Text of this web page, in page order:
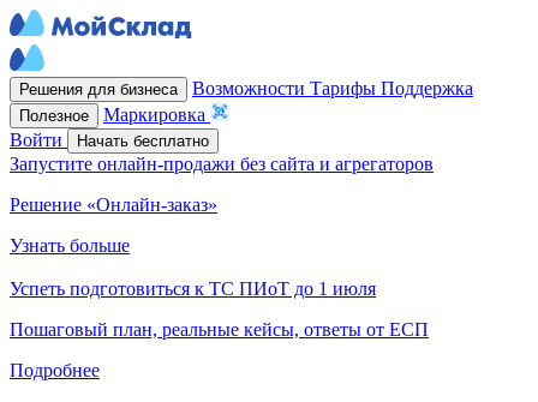
Решения для бизнеса Возможности Тарифы Поддержка
Полезное
Маркировка
Войти
Начать бесплатно
Запустите онлайн-продажи без сайта и агрегаторов
Решение «Онлайн-заказ»
Узнать больше
Успеть подготовиться к ТС ПИоТ до 1 июля
Пошаговый план, реальные кейсы, ответы от ЕСП
Подробнее